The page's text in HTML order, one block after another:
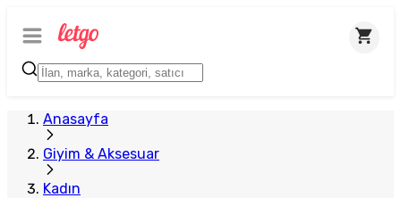
Anasayfa
Giyim & Aksesuar
Kadın